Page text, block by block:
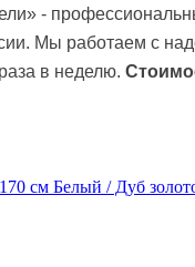
-
Мы работаем с
в неделю.